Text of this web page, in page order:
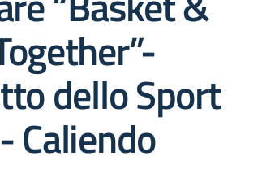
dello Sport
Caliendo